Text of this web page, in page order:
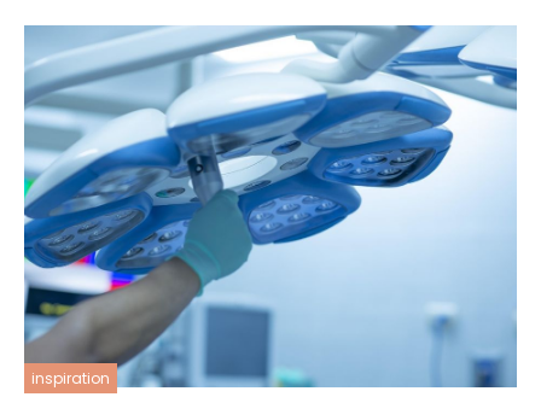
inspiration